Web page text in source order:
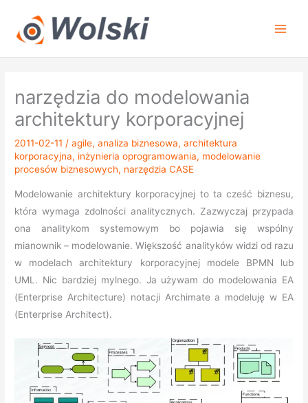
treści
narzędzia do modelowania
architektury korporacyjnej
2011-02-11/agile,analiza biznesowa,architektura
korporacyjna, inżynieria oprogramowania, modelowanie
procesów biznesowych, narzędzia CASE
Modelowanie architektury korporacyjnej to ta cześć biznesu,
która wymaga zdolności analitycznych. Zazwyczaj przypada
ona analitykom systemowym bo pojawia się wspólny
mianownik – modelowanie. Większość analityków widzi od razu
w modelach architektury korporacyjnej modele BPMN lub
UML. Nic bardziej mylnego. Ja używam do modelowania EA
(Enterprise Architecture) notacji Archimate a modeluję w EA
(Enterprise Architect).